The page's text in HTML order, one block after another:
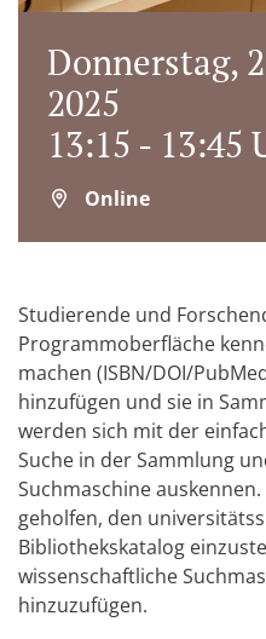
Donnerstag,
2025
13:15 - 13:45
Online
Studierende und
Programmoberfläche
machen (ISBN/DOI/
hinzufügen und sie in
werden sich mit der
Suche in der Sammlung
Suchmaschine
geholfen, den
Bibliothekskatalog
wissenschaftliche
hinzuzufügen.